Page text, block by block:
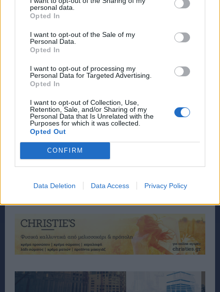
personal data.
Opted In
I want to opt-out of the Sale of my
Personal Data.
Opted In
I want to opt-out of processing my
Personal Data for Targeted Advertising.
Opted In
I want to opt-out of Collection, Use,
Retention, Sale, and/or Sharing of my
Personal Data that Is Unrelated with the
Purposes for which it was collected.
Opted Out
CONFIRM
Data Deletion Data Access Privacy Policy